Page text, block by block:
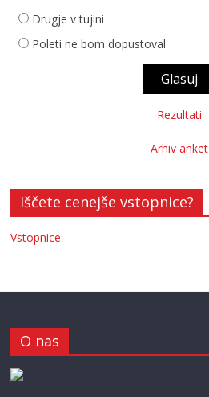
Drugje v tujini
Poleti ne bom dopustoval
Rezultati
Arhiv anket
Iščete cenejše vstopnice?
Vstopnice
O nas